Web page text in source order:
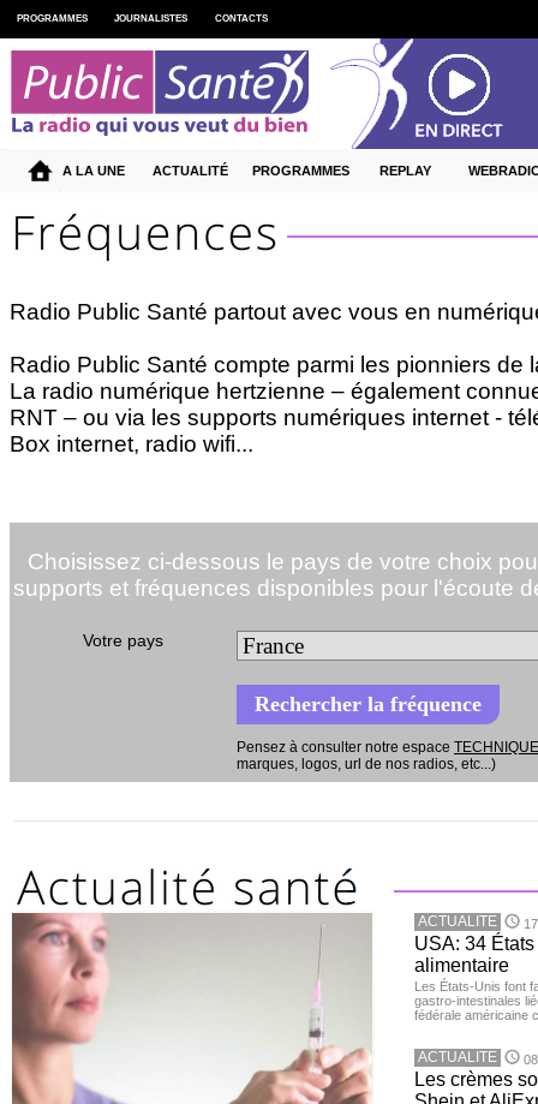
Radio Public Santé partout avec vous en
Radio Public Santé compte parmi les pionniers de
La radio numérique hertzienne – également
RNT – ou via les supports numériques internet -
Box internet, radio wifi...
Choisissez ci-dessous le pays de votre choix
supports et fréquences disponibles pour l'écoute
Votre pays
Pensez à consulter notre espace TECHNIQUE
marques, logos, url de nos radios, etc...)
ACTUALITE
USA: 34
alimentaire
Les États-Unis font
gastro-intestinales
fédérale américaine
ACTUALITE
Les crèmes
PROGRAMMES JOURNALISTES CONTACTS
A LA UNE ACTUALITÉ PROGRAMMES REPLAY